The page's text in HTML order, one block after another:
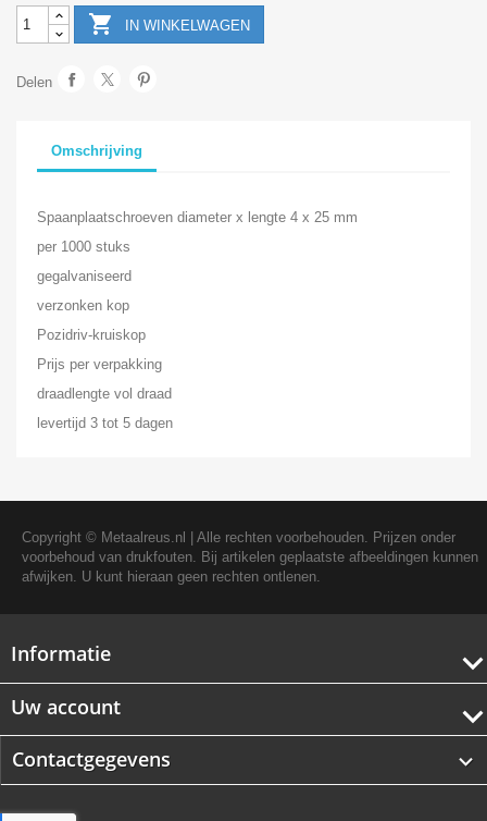
 IN WINKELWAGEN
Delen
Omschrijving
Spaanplaatschroeven diameter x lengte 4 x 25 mm
per 1000 stuks
gegalvaniseerd
verzonken kop
Pozidriv-kruiskop
Prijs per verpakking
draadlengte vol draad
levertijd 3 tot 5 dagen
Copyright © Metaalreus.nl
| Alle rechten voorbehouden. Prijzen onder
voorbehoud van drukfouten. Bij artikelen geplaatste afbeeldingen kunnen
afwijken. U kunt hieraan geen rechten ontlenen.
Informatie
Uw account
Contactgegevens keyboard_arrow_down